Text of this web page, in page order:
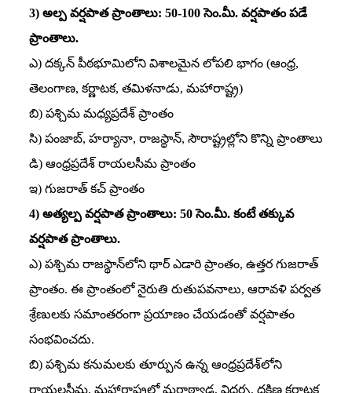
3) అల్ప వర్షపాత ప్రాంతాలు: 50-100 సెం.మీ. వర్షపాతం పడే
ప్రాంతాలు.
ఎ) దక్కన్‌ పీఠభూమిలోని విశాలమైన లోపలి భాగం (ఆంధ్ర,
తెలంగాణ, కర్ణాటక, తమిళనాడు, మహారాష్ట్ర)
బి) పశ్చిమ మధ్యప్రదేశ్‌ ప్రాంతం
సి) పంజాబ్‌, హర్యానా, రాజస్థాన్‌, సౌరాష్ట్రల్లోని కొన్ని ప్రాంతాలు
డి) ఆంధ్రప్రదేశ్‌ రాయలసీమ ప్రాంతం
ఇ) గుజరాత్‌ కచ్‌ ప్రాంతం
4) అత్యల్ప వర్షపాత ప్రాంతాలు: 50 సెం.మీ. కంటే తక్కువ
వర్షపాత ప్రాంతాలు.
ఎ) పశ్చిమ రాజస్థాన్‌లోని థార్‌ ఎడారి ప్రాంతం, ఉత్తర గుజరాత్‌
ప్రాంతం. ఈ ప్రాంతంలో నైరుతి రుతుపవనాలు, ఆరావళి పర్వత
శ్రేణులకు సమాంతరంగా ప్రయాణం చేయడంతో వర్షపాతం
సంభవించదు.
బి) పశ్చిమ కనుమలకు తూర్పున ఉన్న ఆంధ్రప్రదేశ్‌లోని
రాయలసీమ, మహారాష్ట్రలో మరాఠ్వాడ, విదర్భ, దక్షిణ కర్ణాటక